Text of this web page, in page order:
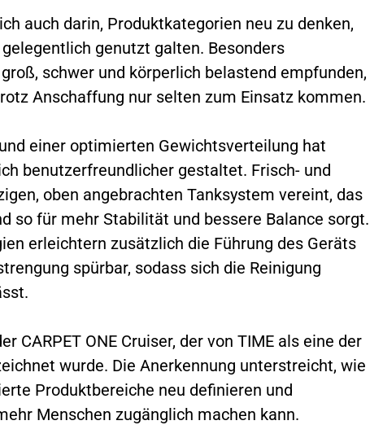
auch darin, Produktkategorien neu zu denken,
genutzt galten. Besonders
schwer und körperlich belastend empfunden,
Anschaffung nur selten zum Einsatz kommen.
einer optimierten Gewichtsverteilung hat
benutzerfreundlicher gestaltet. Frisch- und
oben angebrachten Tanksystem vereint, das
so für mehr Stabilität und bessere Balance sorgt.
erleichtern zusätzlich die Führung des Geräts
spürbar, sodass sich die Reinigung
CARPET ONE Cruiser, der von TIME als eine der
wurde. Die Anerkennung unterstreicht, wie
Produktbereiche neu definieren und
Menschen zugänglich machen kann.